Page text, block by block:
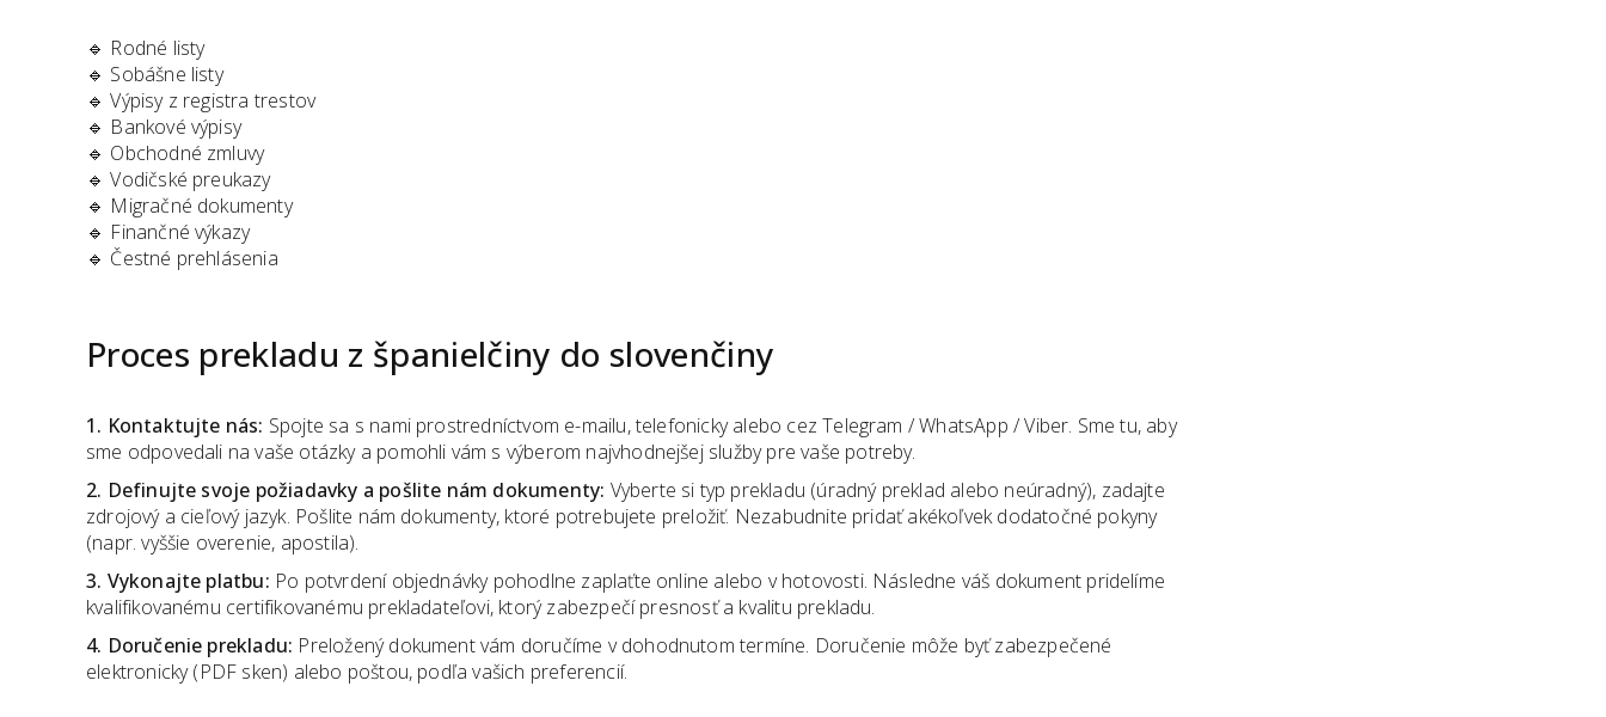
🔹 Rodné listy
🔹 Sobášne listy
🔹 Výpisy z registra trestov
🔹 Bankové výpisy
🔹 Obchodné zmluvy
🔹 Vodičské preukazy
🔹 Migračné dokumenty
🔹 Finančné výkazy
🔹 Čestné prehlásenia
Proces prekladu z španielčiny do slovenčiny
1. Kontaktujte nás: Spojte sa s nami prostredníctvom e-mailu, telefonicky alebo cez Telegram / WhatsApp / Viber. Sme tu, aby
sme odpovedali na vaše otázky a pomohli vám s výberom najvhodnejšej služby pre vaše potreby.
2. Definujte svoje požiadavky a pošlite nám dokumenty: Vyberte si typ prekladu (úradný preklad alebo neúradný), zadajte
zdrojový a cieľový jazyk. Pošlite nám dokumenty, ktoré potrebujete preložiť. Nezabudnite pridať akékoľvek dodatočné pokyny
(napr. vyššie overenie, apostila).
3. Vykonajte platbu: Po potvrdení objednávky pohodlne zaplaťte online alebo v hotovosti. Následne váš dokument pridelíme
kvalifikovanému certifikovanému prekladateľovi, ktorý zabezpečí presnosť a kvalitu prekladu.
4. Doručenie prekladu: Preložený dokument vám doručíme v dohodnutom termíne. Doručenie môže byť zabezpečené
elektronicky (PDF sken) alebo poštou, podľa vašich preferencií.